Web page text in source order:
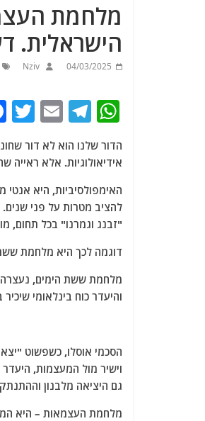
מלחמת
הישראלית.
04/03/2025
Nziv
W
h
at
s
A
p
p
T
el
e
g
ra
m
E
ai
l
T
הדור שלנו הוא לא דור
אידיאולוגיות. אלא ראייה
להציב מטרות על פני שנים.
"זבנג וגמרנו" בכל תחום,
דוגמה לכך היא מלחמת ששת הימים
מלחמת ששת הימים, נעצרה
והיעדר כוח בינלאומי שיכיר בהישגים
הסכמי אוסלו, כשפשוט
וישיר מול המעצמות,
גם היציאה מלבנון
מלחמת העצמאות – היא